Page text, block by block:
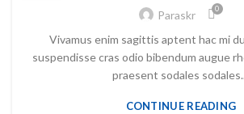
Paraskr 0
Vivamus enim sagittis aptent hac mi
suspendisse cras odio bibendum augue
praesent sodales
CONTINUE READING